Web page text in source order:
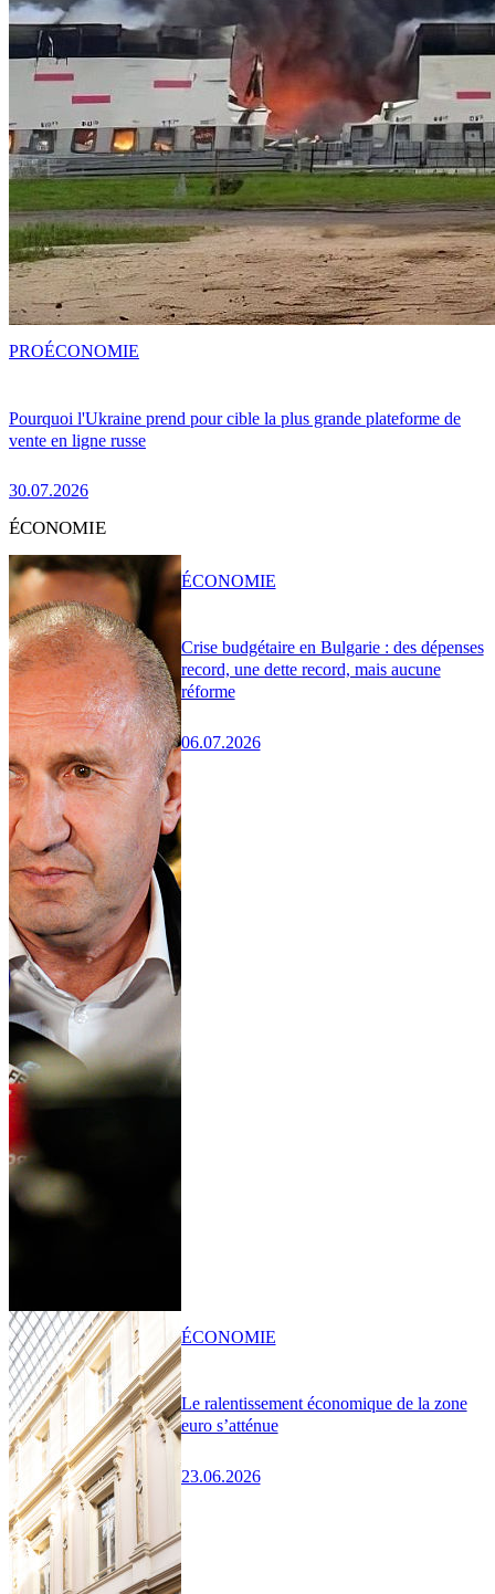
Pourquoi l'Ukraine prend pour cible la plus grande plateforme de
vente en ligne russe
30.07.2026
PROÉCONOMIE
ÉCONOMIE
Crise budgétaire en Bulgarie : des dépenses
record, une dette record, mais aucune
réforme
06.07.2026
ÉCONOMIE
Le ralentissement économique de la zone
euro s’atténue
23.06.2026
ÉCONOMIE